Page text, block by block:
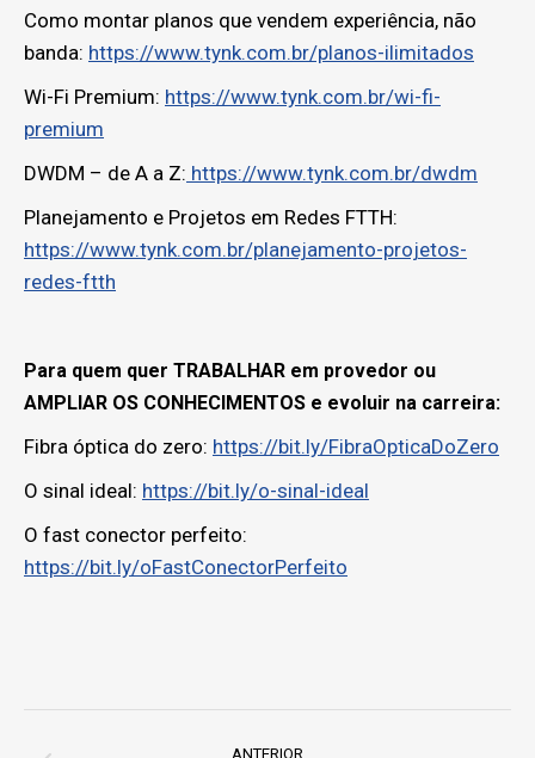
Como montar planos que vendem experiência, não
banda: https://www.tynk.com.br/planos-ilimitados
Wi-Fi Premium: https://www.tynk.com.br/wi-fi-
premium
DWDM – de A a Z: https://www.tynk.com.br/dwdm
Planejamento e Projetos em Redes FTTH:
https://www.tynk.com.br/planejamento-projetos-
redes-ftth
Para quem quer TRABALHAR em provedor ou
AMPLIAR OS CONHECIMENTOS e evoluir na carreira:
Fibra óptica do zero: https://bit.ly/FibraOpticaDoZero
O sinal ideal: https://bit.ly/o-sinal-ideal
O fast conector perfeito:
https://bit.ly/oFastConectorPerfeito
navigation
ANTERIOR